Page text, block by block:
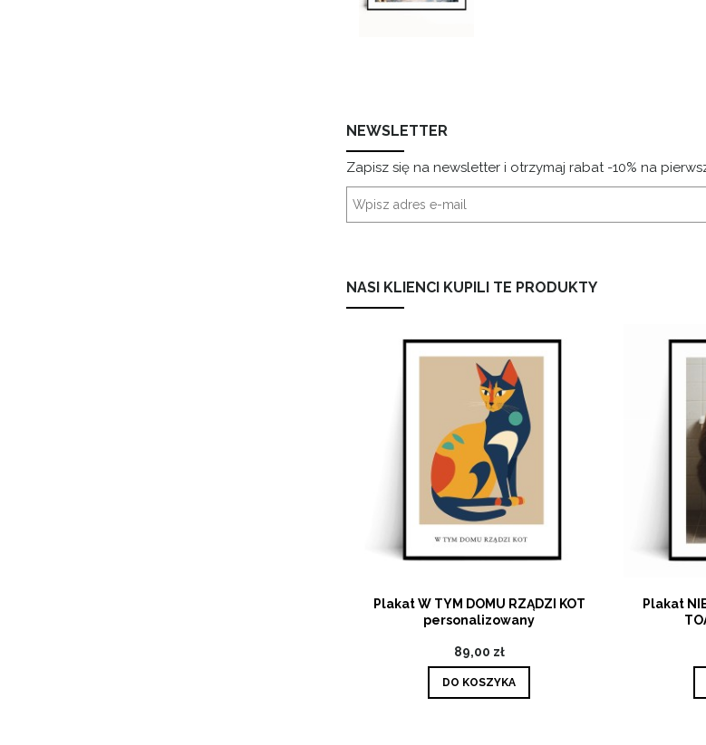
NEWSLETTER
Zapisz się na newsletter i otrzymaj rabat -10% na
NASI KLIENCI KUPILI TE PRODUKTY
Plakat W TYM DOMU RZĄDZI KOT
personalizowany
89,00 zł
DO KOSZYKA
Plakat